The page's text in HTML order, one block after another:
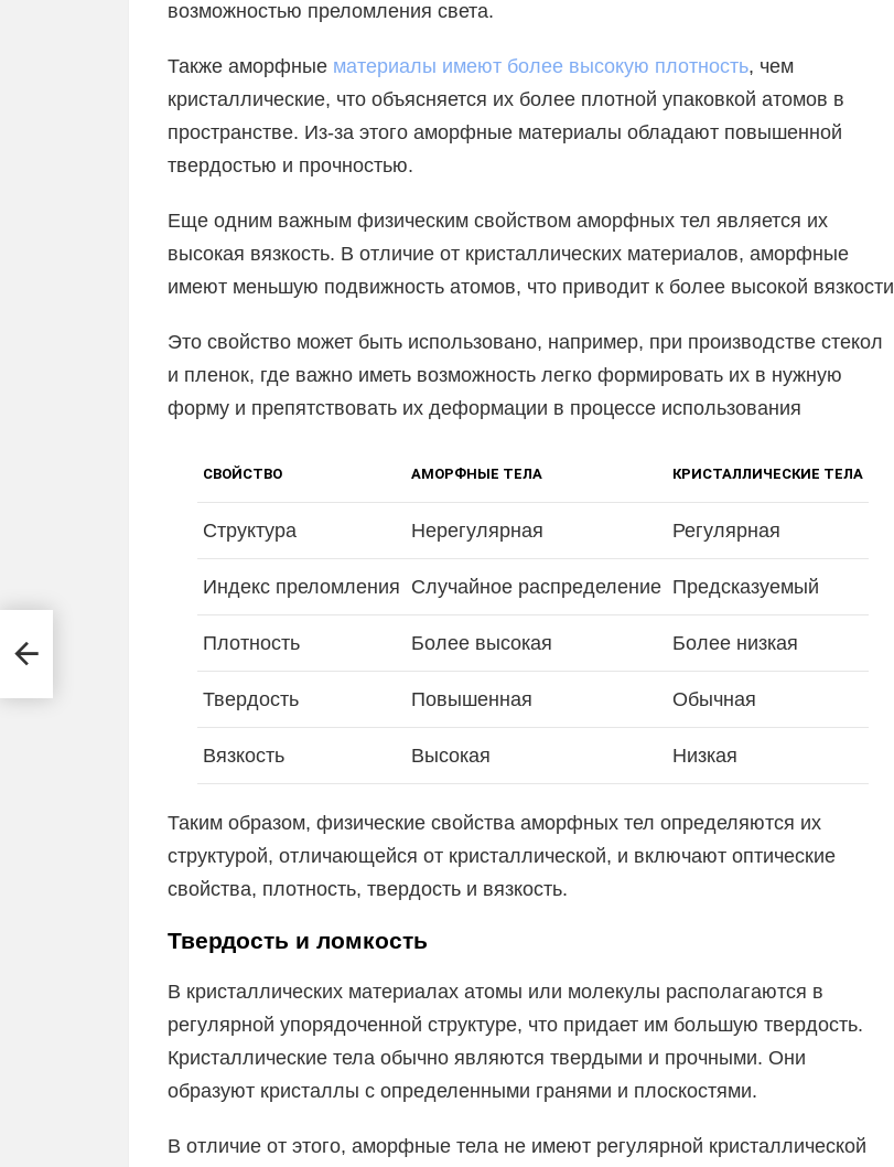
возможностью преломления света.
Также аморфные материалы имеют более высокую плотность, чем
кристаллические, что объясняется их более плотной упаковкой атомов в
пространстве. Из-за этого аморфные материалы обладают повышенной
твердостью и прочностью.
Еще одним важным физическим свойством аморфных тел является их
высокая вязкость. В отличие от кристаллических материалов, аморфные
имеют меньшую подвижность атомов, что приводит к более высокой вязкости
Это свойство может быть использовано, например, при производстве стекол
и пленок, где важно иметь возможность легко формировать их в нужную
форму и препятствовать их деформации в процессе использования
СВОЙСТВО АМОРФНЫЕ ТЕЛА КРИСТАЛЛИЧЕСКИЕ ТЕЛА
Структура Нерегулярная Регулярная
Индекс преломления Случайное распределение Предсказуемый
Плотность Более высокая Более низкая
Твердость Повышенная Обычная
Вязкость Высокая Низкая
Таким образом, физические свойства аморфных тел определяются их
структурой, отличающейся от кристаллической, и включают оптические
свойства, плотность, твердость и вязкость.
Твердость и ломкость
В кристаллических материалах атомы или молекулы располагаются в
регулярной упорядоченной структуре, что придает им большую твердость.
Кристаллические тела обычно являются твердыми и прочными. Они
образуют кристаллы с определенными гранями и плоскостями.
В отличие от этого, аморфные тела не имеют регулярной кристаллической